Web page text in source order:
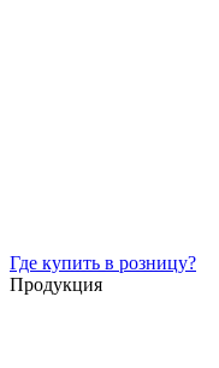
Где купить в розницу?
Продукция